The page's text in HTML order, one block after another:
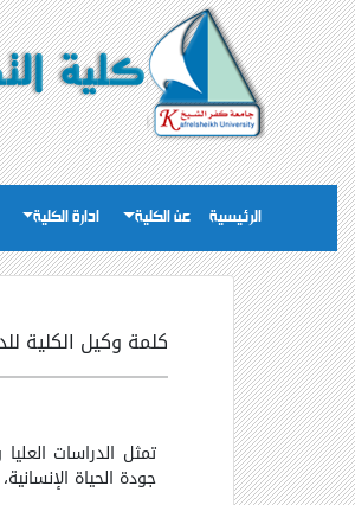
الرئيسية عن الكلية ادارة الكلية
كلمة وكيل الكلية
تمثل الدراسات
جودة الحياة